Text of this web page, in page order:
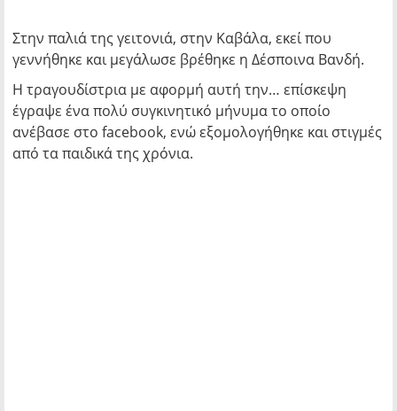
Στην παλιά της γειτονιά, στην Καβάλα, εκεί που
γεννήθηκε και μεγάλωσε βρέθηκε η Δέσποινα Βανδή.
Η τραγουδίστρια με αφορμή αυτή την… επίσκεψη
έγραψε ένα πολύ συγκινητικό μήνυμα το οποίο
ανέβασε στο facebook, ενώ εξομολογήθηκε και στιγμές
από τα παιδικά της χρόνια.